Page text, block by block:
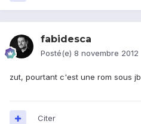
fabidesca
Posté(e) 8 novembre 2012
zut, pourtant c'est une rom sous jb
Citer